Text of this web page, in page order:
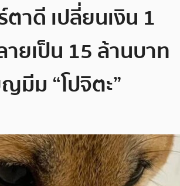
ตาดี เปลี่ยนเงิน 1
ายเป็น 15 ล้านบาท
มีม “โปจิตะ”